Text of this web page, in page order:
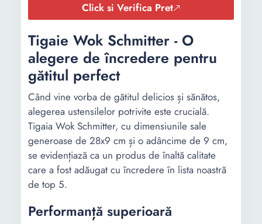
Click si Verifica Pret
Tigaie Wok Schmitter - O
alegere de încredere pentru
gătitul perfect
Când vine vorba de gătitul delicios și sănătos,
alegerea ustensilelor potrivite este crucială.
Tigaia Wok Schmitter, cu dimensiunile sale
generoase de 28x9 cm și o adâncime de 9 cm,
se evidențiază ca un produs de înaltă calitate
care a fost adăugat cu încredere în lista noastră
de top 5.
Performanță superioară